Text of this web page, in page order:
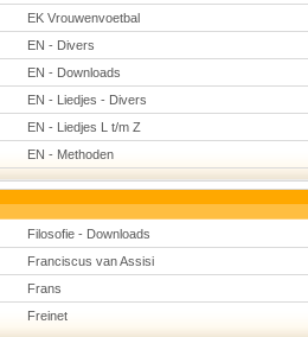
EK Vrouwenvoetbal
EN - Divers
EN - Downloads
EN - Liedjes - Divers
EN - Liedjes L t/m Z
EN - Methoden
Filosofie - Downloads
Franciscus van Assisi
Frans
Freinet